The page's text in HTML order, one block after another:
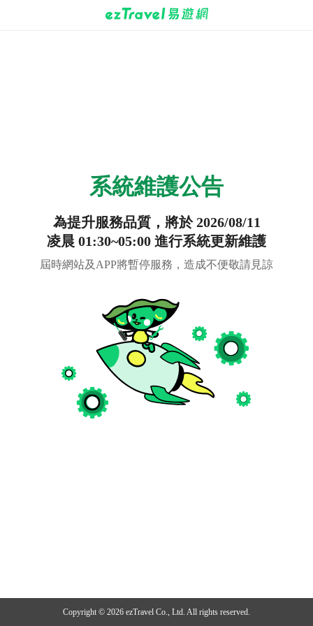
系統維護公告
為提升服務品質，將於 2026/08/11
凌晨 01:30~05:00 進行系統更新維護
屆時網站及APP將暫停服務，造成不便敬請見諒
Copyright © 2026 ezTravel Co., Ltd. All rights reserved.